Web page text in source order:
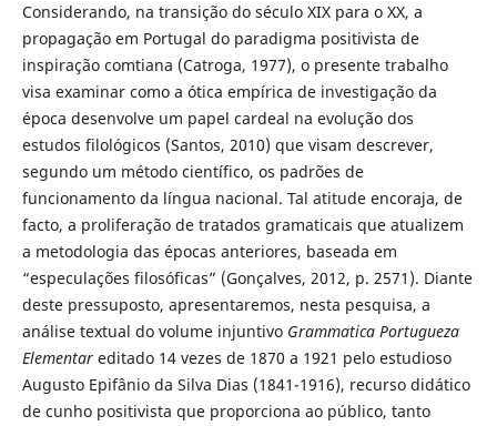
Considerando, na transição do século XIX para o XX, a
propagação em Portugal do paradigma positivista de
inspiração comtiana (Catroga, 1977), o presente trabalho
visa examinar como a ótica empírica de investigação da
época desenvolve um papel cardeal na evolução dos
estudos filológicos (Santos, 2010) que visam descrever,
segundo um método científico, os padrões de
funcionamento da língua nacional. Tal atitude encoraja, de
facto, a proliferação de tratados gramaticais que atualizem
a metodologia das épocas anteriores, baseada em
“especulações filosóficas” (Gonçalves, 2012, p. 2571). Diante
deste pressuposto, apresentaremos, nesta pesquisa, a
análise textual do volume injuntivo Grammatica Portugueza
Elementareditado 14 vezes de 1870 a 1921 pelo estudioso
Augusto Epifânio da Silva Dias (1841-1916), recurso didático
de cunho positivista que proporciona ao público, tanto